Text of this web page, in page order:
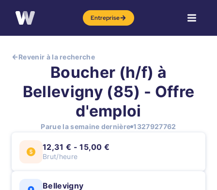
Entreprise
Revenir à la recherche
Boucher (h/f) à
Bellevigny (85) - Offre
d'emploi
Parue la semaine dernière 1327927762
12,31 € - 15,00 €
Brut/heure
Bellevigny